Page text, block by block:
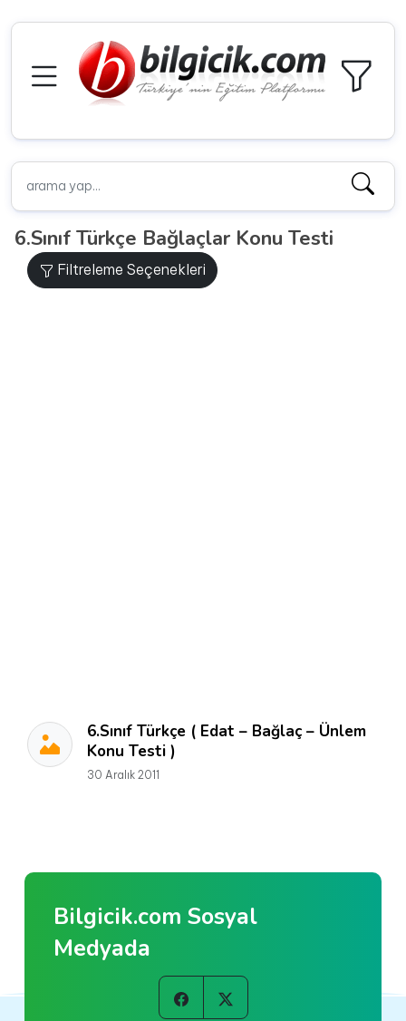
6.Sınıf Türkçe Bağlaçlar Konu Testi
Filtreleme Seçenekleri
6.Sınıf Türkçe ( Edat – Bağlaç – Ünlem
Konu Testi )
30 Aralık 2011
Bilgicik.com Sosyal
Medyada